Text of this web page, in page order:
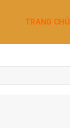
TRANG CHỦ